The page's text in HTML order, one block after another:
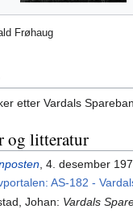
Frøhaug
etter Vardals
og litteratur
, 4. desember
AS-182 -
Johan: Vardals